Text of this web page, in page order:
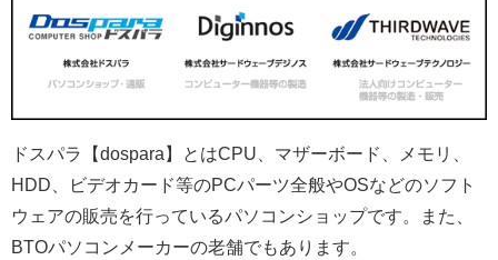
ドスパラ【dospara】とはCPU、マザーボード、メモリ、
HDD、ビデオカード等のPCパーツ全般やOSなどのソフト
ウェアの販売を行っているパソコンショップです。また、
BTOパソコンメーカーの老舗でもあります。